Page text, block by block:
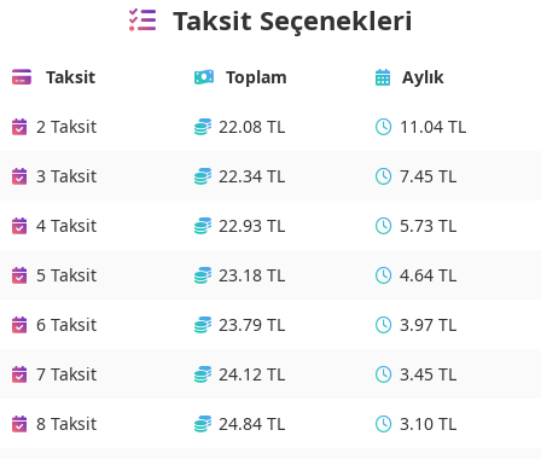
Taksit Seçenekleri
Taksit Toplam Aylık
2 Taksit 22.08 TL 11.04 TL
3 Taksit 22.34 TL 7.45 TL
4 Taksit 22.93 TL 5.73 TL
5 Taksit 23.18 TL 4.64 TL
6 Taksit 23.79 TL 3.97 TL
7 Taksit 24.12 TL 3.45 TL
8 Taksit 24.84 TL 3.10 TL